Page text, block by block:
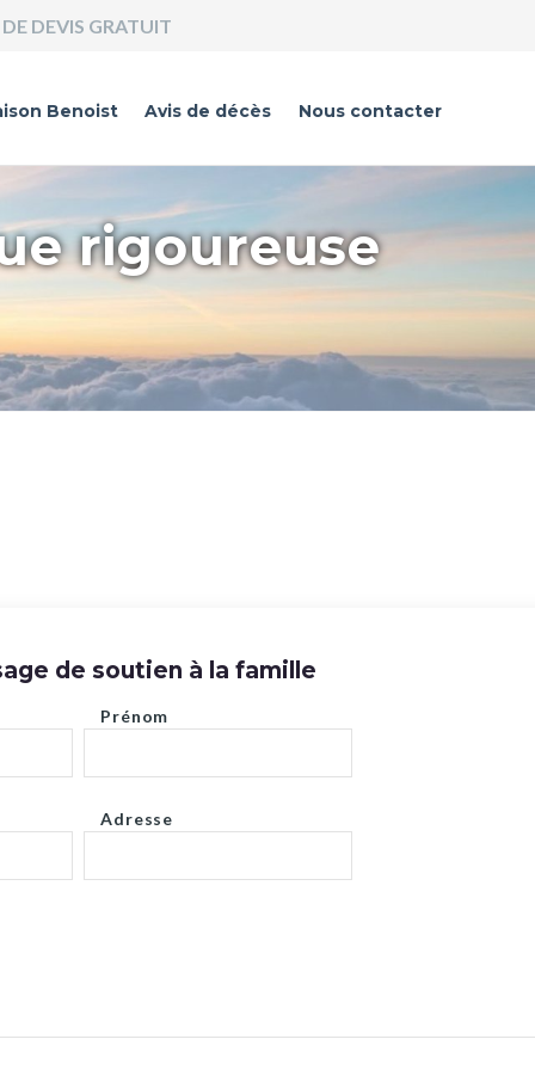
DEVIS GRATUIT
Benoist Avis de décès Nous contacter
rigoureuse
de soutien à la famille
Prénom
Adresse